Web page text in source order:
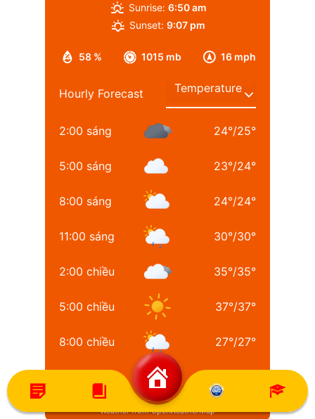
58 % 1015 mb 16 mph
Sunrise: 6:50 am
Sunset: 9:07 pm
Hourly Forecast
2:00 sáng 24°/25°
5:00 sáng 23°/24°
8:00 sáng 24°/24°
11:00 sáng 30°/30°
2:00 chiều 35°/35°
5:00 chiều 37°/37°
8:00 chiều 27°/27°
Weather from OpenWeatherMap